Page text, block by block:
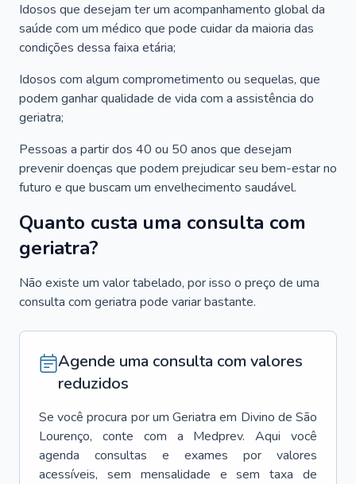
Idosos que desejam ter um acompanhamento global da
saúde com um médico que pode cuidar da maioria das
condições dessa faixa etária;
Idosos com algum comprometimento ou sequelas, que
podem ganhar qualidade de vida com a assistência do
geriatra;
Pessoas a partir dos 40 ou 50 anos que desejam
prevenir doenças que podem prejudicar seu bem-estar no
futuro e que buscam um envelhecimento saudável.
Quanto custa uma consulta com
geriatra?
Não existe um valor tabelado, por isso o preço de uma
consulta com geriatra pode variar bastante.
Agende uma consulta com valores
reduzidos
Se você procura por um Geriatra em Divino de São
Lourenço, conte com a Medprev. Aqui você
agenda consultas e exames por valores
acessíveis, sem mensalidade e sem taxa de